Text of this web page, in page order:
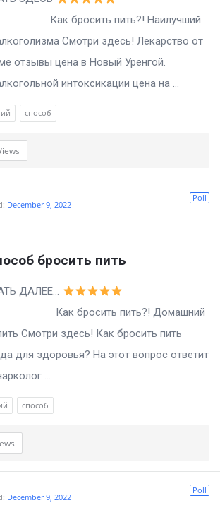
пить?! Наилучший
Смотри здесь! Лекарство от
отзывы цена в Новый Уренгой.
интоксикации цена на ...
способ
Poll
December 9, 2022
бросить пить
ДАЛЕЕ…
пить?! Домашний
Смотри здесь! Как бросить пить
для здоровья? На этот вопрос ответит
...
способ
Poll
December 9, 2022